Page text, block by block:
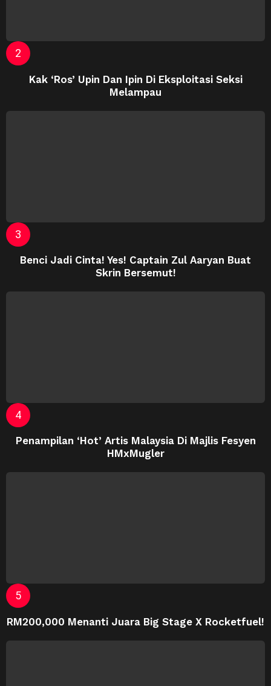
Kak ‘Ros’ Upin Dan Ipin Di Eksploitasi Seksi
Melampau
Benci Jadi Cinta! Yes! Captain Zul Aaryan Buat
Skrin Bersemut!
Penampilan ‘Hot’ Artis Malaysia Di Majlis Fesyen
HMxMugler
RM200,000 Menanti Juara Big Stage X Rocketfuel!